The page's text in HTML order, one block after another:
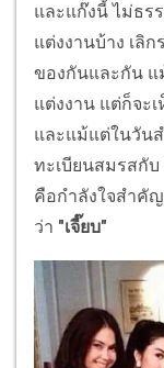
และแก๊งนี้ ไม่ธร
แต่งงานบ้าง เลิ
ของกันและกัน แ
แต่งงาน แต่ก็จะ
และแม้แต่ในวัน
ทะเบียนสมรสกับ
คือกำลังใจสำคัญ
ว่า "เจี๊ยบ"